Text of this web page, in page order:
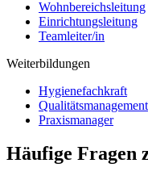
Wohnbereichsleitung
Einrichtungsleitung
Teamleiter/in
Weiterbildungen
Hygienefachkraft
Qualitätsmanagement
Praxismanager
Häufige Fragen